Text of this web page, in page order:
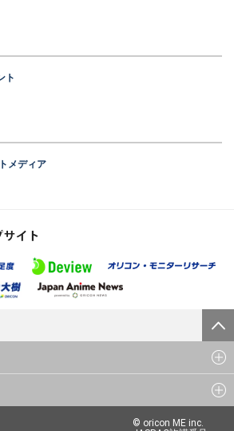
ト
メディア
© oricon ME inc.